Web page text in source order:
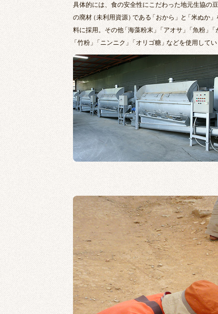
具体的には、食の安全性にこだわった地元生協の
の廃材（未利用資源）である「 おから 」 と「米ぬか 」
料に採用。その他「海藻粉末 」 「 アオサ」 「 魚粉」 「
「竹粉 」 「 ニンニク 」 「 オリゴ糖」などを使用して